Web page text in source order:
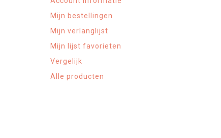
Mijn bestellingen
Mijn verlanglijst
Mijn lijst favorieten
Vergelijk
Alle producten